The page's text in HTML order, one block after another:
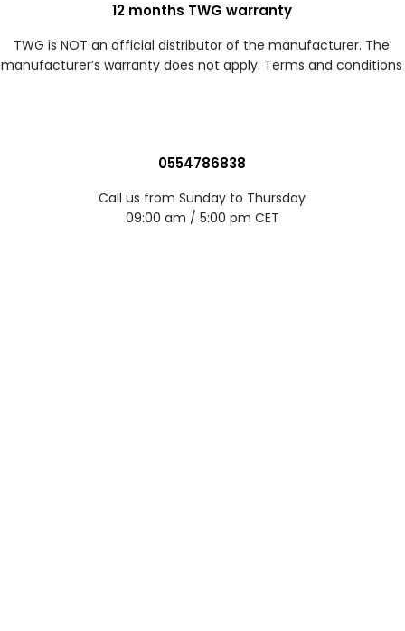
12 months TWG warranty
TWG is NOT an official distributor of the manufacturer. The
manufacturer’s warranty does not apply. Terms and conditions
0554786838
Call us from Sunday to Thursday
09:00 am / 5:00 pm CET